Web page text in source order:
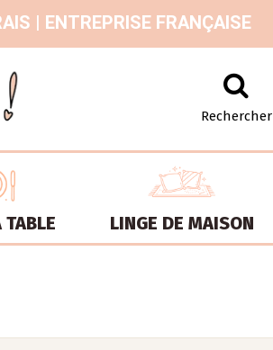
| ENTREPRISE FRANÇAISE
Rechercher
TABLE LINGE DE MAISON